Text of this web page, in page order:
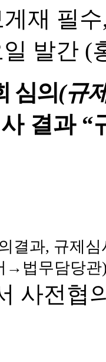
재 필
발간 (
심의(규
결과 “
결과, 규제
→법무담당
사전협